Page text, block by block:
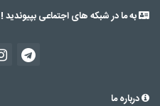
به ما در شبکه های اجتماعی بپیوندید !
درباره ما